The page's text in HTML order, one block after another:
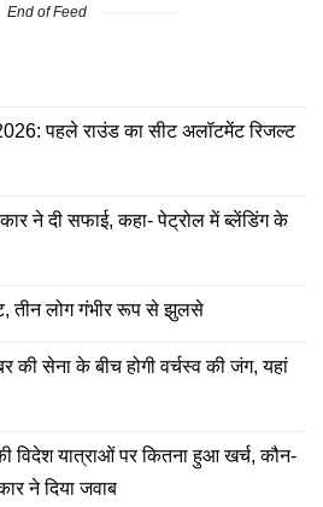
End of Feed
पहले राउंड का सीट अलॉटमेंट रिजल्ट
ने दी सफाई, कहा- पेट्रोल में ब्लेंडिंग के
तीन लोग गंभीर रूप से झुलसे
सेना के बीच होगी वर्चस्व की जंग, यहां
विदेश यात्राओं पर कितना हुआ खर्च, कौन-
ने दिया जवाब